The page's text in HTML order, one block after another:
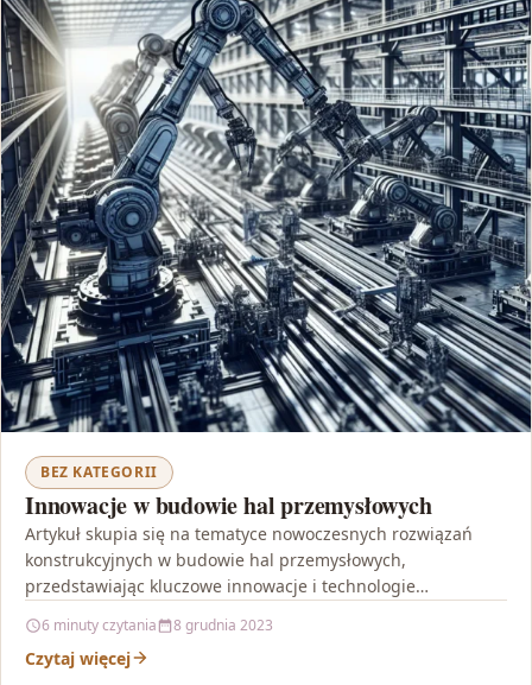
BEZ KATEGORII
Innowacje w budowie hal przemysłowych
Artykuł skupia się na tematyce nowoczesnych rozwiązań
konstrukcyjnych w budowie hal przemysłowych,
przedstawiając kluczowe innowacje i technologie
6 minuty czytania 8 grudnia 2023
Czytaj więcej